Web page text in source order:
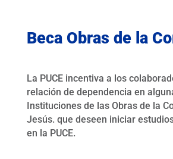
Beca Obras de la
La PUCE incentiva a los
relación de dependencia en
Instituciones de las Obras de la
Jesús. que deseen iniciar
en la PUCE.